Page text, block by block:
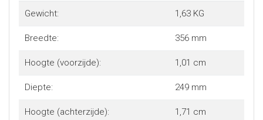
Gewicht: 1,63 KG
Breedte: 356 mm
Hoogte (voorzijde): 1,01 cm
Diepte: 249 mm
Hoogte (achterzijde): 1,71 cm